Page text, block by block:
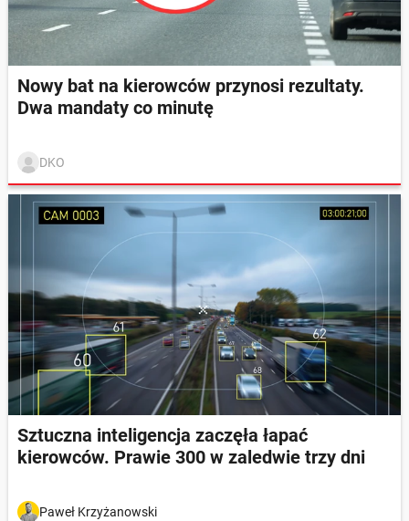
Nowy bat na kierowców przynosi rezultaty.
Dwa mandaty co minutę
DKO
Sztuczna inteligencja zaczęła łapać
kierowców. Prawie 300 w zaledwie trzy dni
Paweł Krzyżanowski